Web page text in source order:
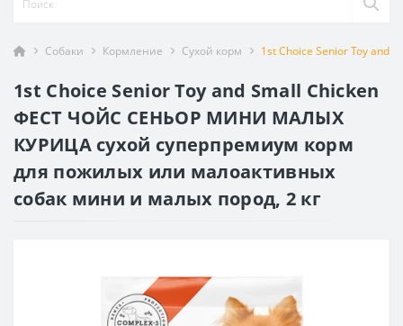
Собаки Кормление Сухой корм 1st Choice Senior Toy
1st Choice Senior Toy and Small Сhicken
ФЕСТ ЧОЙС СЕНЬОР МИНИ МАЛЫХ
КУРИЦА сухой суперпремиум корм
для пожилых или малоактивных
собак мини и малых пород, 2 кг